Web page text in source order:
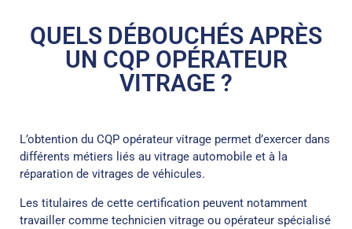
QUELS DÉBOUCHÉS APRÈS
UN CQP OPÉRATEUR
VITRAGE ?
L’obtention du CQP opérateur vitrage permet d’exercer dans
différents métiers liés au vitrage automobile et à la
réparation de vitrages de véhicules.
Les titulaires de cette certification peuvent notamment
travailler comme technicien vitrage ou opérateur spécialisé